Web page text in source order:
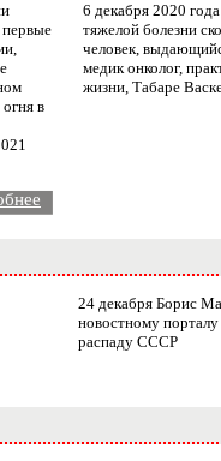
первые
в
6 декабря 2020
тяжелой болезни
человек,
медик онколог,
жизни, Табаре
24 декабря Борис
новостному
распаду СССР